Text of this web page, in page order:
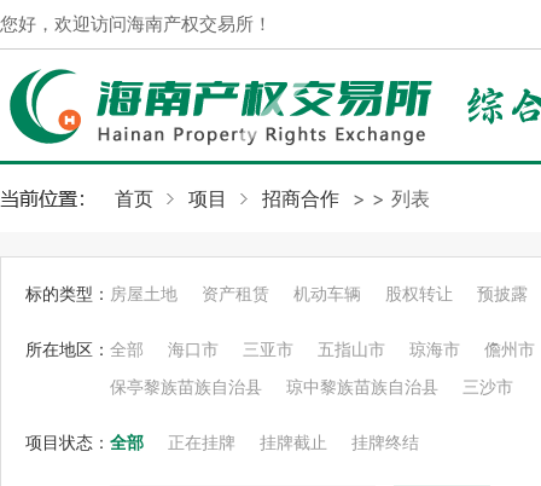
您好，欢迎访问海南产权交易所！
首页 项目 >
招商合作 > 列表
标的类型： 房屋土地 资产租赁 机动车辆 股权转让 预披露
所在地区： 全部 海口市 三亚市 五指山市 琼海市 儋州市
保亭黎族苗族自治县 琼中黎族苗族自治县 三沙市
项目状态： 全部 正在挂牌 挂牌截止 挂牌终结